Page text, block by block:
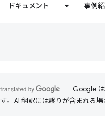
ドキュメント 事例
Google
す。AI 翻訳には誤りが含まれる場